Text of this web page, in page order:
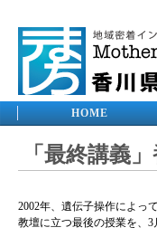
HOME
「最終講義
2002年、遺伝子操作によっ
教壇に立つ最後の授業を、3